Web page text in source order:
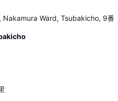
Ward, Tsubakicho, 9番